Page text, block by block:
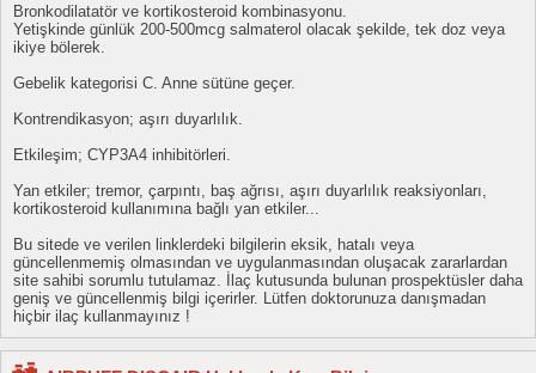
Bronkodilatatör ve kortikosteroid kombinasyonu.
Yetişkinde günlük 200-500mcg salmaterol olacak şekilde, tek doz veya
ikiye bölerek.
Gebelik kategorisi C. Anne sütüne geçer.
Kontrendikasyon; aşırı duyarlılık.
Etkileşim; CYP3A4 inhibitörleri.
Yan etkiler; tremor, çarpıntı, baş ağrısı, aşırı duyarlılık reaksiyonları,
kortikosteroid kullanımına bağlı yan etkiler...
Bu sitede ve verilen linklerdeki bilgilerin eksik, hatalı veya
güncellenmemiş olmasından ve uygulanmasından oluşacak zararlardan
site sahibi sorumlu tutulamaz. İlaç kutusunda bulunan prospektüsler daha
geniş ve güncellenmiş bilgi içerirler. Lütfen doktorunuza danışmadan
hiçbir ilaç kullanmayınız !